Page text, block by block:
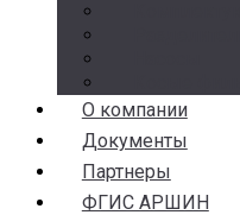
О компании
Документы
Партнеры
ФГИС АРШИН